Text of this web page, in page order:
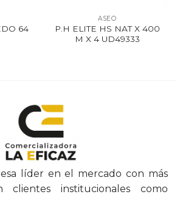
64
ASEO
P.H ELITE HS NAT X 400
M X 4 UD49333
líder en el mercado con más
institucionales como